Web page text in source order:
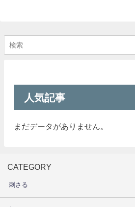
人気記事
まだデータがありません。
CATEGORY
刺さる